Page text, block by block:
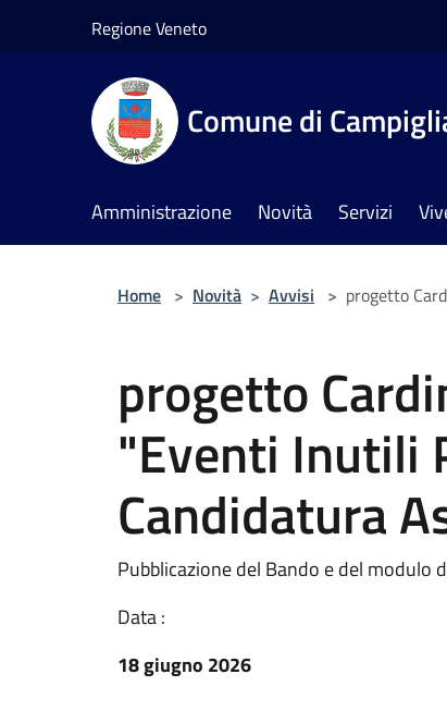
Regione Veneto
Comune di
Amministrazione Novità Servizi
Home > Novità > Avvisi > progetto
progetto
"Eventi Inutili
Candidatura
Pubblicazione del Bando e del modulo
Data :
18 giugno 2026